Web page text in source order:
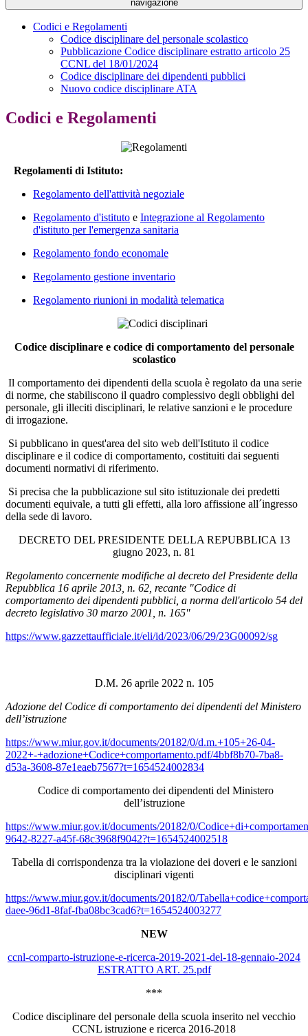
navigazione
Codici e Regolamenti
Codice disciplinare del personale scolastico
Pubblicazione Codice disciplinare estratto articolo 25
CCNL del 18/01/2024
Codice disciplinare dei dipendenti pubblici
Nuovo codice disciplinare ATA
Codici e Regolamenti
Regolamenti di Istituto:
Regolamento dell'attività negoziale
Regolamento d'istituto e Integrazione al Regolamento
d'istituto per l'emergenza sanitaria
Regolamento fondo economale
Regolamento gestione inventario
Regolamento riunioni in modalità telematica
Codice disciplinare e codice di comportamento del personale
scolastico
Il comportamento dei dipendenti della scuola è regolato da una serie
di norme, che stabiliscono il quadro complessivo degli obblighi del
personale, gli illeciti disciplinari, le relative sanzioni e le procedure
di irrogazione.
Si pubblicano in quest'area del sito web dell'Istituto il codice
disciplinare e il codice di comportamento, costituiti dai seguenti
documenti normativi di riferimento.
Si precisa che la pubblicazione sul sito istituzionale dei predetti
documenti equivale, a tutti gli effetti, alla loro affissione all´ingresso
della sede di lavoro.
DECRETO DEL PRESIDENTE DELLA REPUBBLICA 13
giugno 2023, n. 81
Regolamento concernente modifiche al decreto del Presidente della
Repubblica 16 aprile 2013, n. 62, recante "Codice di
comportamento dei dipendenti pubblici, a norma dell'articolo 54 del
decreto legislativo 30 marzo 2001, n. 165"
https://www.gazzettaufficiale.it/eli/id/2023/06/29/23G00092/sg
D.M. 26 aprile 2022 n. 105
Adozione del Codice di comportamento dei dipendenti del Ministero
dell’istruzione
https://www.miur.gov.it/documents/20182/0/d.m.+105+26-04-
2022+-+adozione+Codice+comportamento.pdf/4bbf8b70-7ba8-
d53a-3608-87e1eaeb7567?t=1654524002834
Codice di comportamento dei dipendenti del Ministero
dell’istruzione
https://www.miur.gov.it/documents/20182/0/
9642-8227-a45f-68c3968f9042?t=1654524002518
Tabella di corrispondenza tra la violazione dei doveri e le sanzioni
disciplinari vigenti
https://www.miur.gov.it/documents/20182/0/
daee-96d1-8faf-fba08bc3cad6?t=1654524003277
NEW
ccnl-comparto-istruzione-e-ricerca-2019-2021-del-18-gennaio-2024
ESTRATTO ART. 25.pdf
***
Codice disciplinare del personale della scuola inserito nel vecchio
CCNL istruzione e ricerca 2016-2018